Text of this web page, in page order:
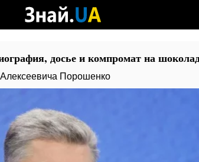
досье и компромат на
Порошенко